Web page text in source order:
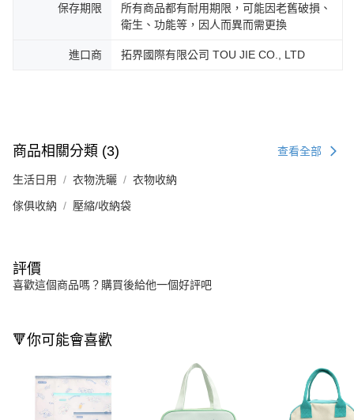
保存期限
所有商品都有耐用期限，可能因老舊破損、
衛生、功能等，因人而異而需更換
進口商 拓界國際有限公司 TOU JIE CO., LTD
商品相關分類 (3) 查看全部
生活日用 衣物洗曬 衣物收納
傢俱收納 壓縮/收納袋
評價
喜歡這個商品嗎？購買後給他一個好評吧
🔻你可能會喜歡